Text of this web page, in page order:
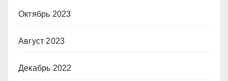
Октябрь 2023
Август 2023
Декабрь 2022